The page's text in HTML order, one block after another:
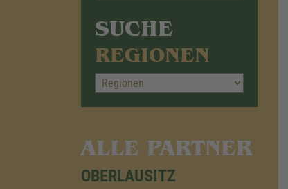
SUCHE
REGIONEN
ALLE PARTNER
OBERLAUSITZ